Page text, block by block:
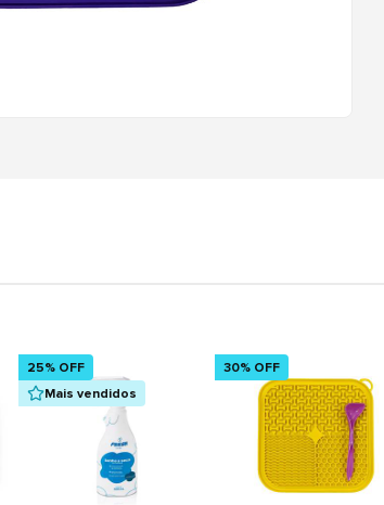
25% OFF
Mais vendidos
30% OFF